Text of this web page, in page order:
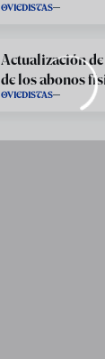
periodo de
OVIEDISTAS
Actualización
de los abonos
OVIEDISTAS